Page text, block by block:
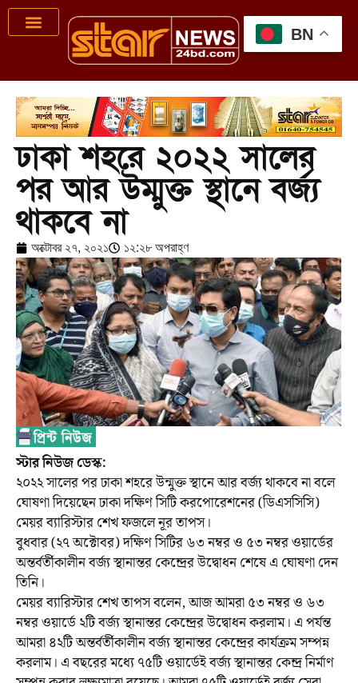
ঢাকা শহরে ২০২২ সালের
পর আর উম্মুক্ত স্থানে বর্জ্য
থাকবে না
অক্টোবর ২৭, ২০২১ ১২:২৮ অপরাহ্ণ
স্টার নিউজ ডেস্ক:
২০২২ সালের পর ঢাকা শহরে উন্মুক্ত স্থানে আর বর্জ্য থাকবে না বলে
ঘোষণা দিয়েছেন ঢাকা দক্ষিণ সিটি করপোরেশনের (ডিএসসিসি)
মেয়র ব্যারিস্টার শেখ ফজলে নূর তাপস।
বুধবার (২৭ অক্টোবর) দক্ষিণ সিটির ৬৩ নম্বর ও ৫৩ নম্বর ওয়ার্ডের
অন্তর্বর্তীকালীন বর্জ্য স্থানান্তর কেন্দ্রের উদ্বোধন শেষে এ ঘোষণা দেন
তিনি।
মেয়র ব্যারিস্টার শেখ তাপস বলেন, আজ আমরা ৫৩ নম্বর ও ৬৩
নম্বর ওয়ার্ডে ২টি বর্জ্য স্থানান্তর কেন্দ্রের উদ্বোধন করলাম। এ পর্যন্ত
আমরা ৪২টি অন্তর্বর্তীকালীন বর্জ্য স্থানান্তর কেন্দ্রের কার্যক্রম সম্পন্ন
করলাম। এ বছরের মধ্যে ৭৫টি ওয়ার্ডেই বর্জ্য স্থানান্তর কেন্দ্র নির্মাণ
BN